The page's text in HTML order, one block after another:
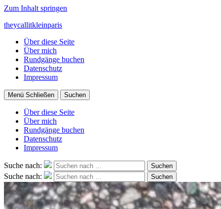
Zum Inhalt springen
theycallitkleinparis
Über diese Seite
Über mich
Rundgänge buchen
Datenschutz
Impressum
Menü Schließen Suchen
Über diese Seite
Über mich
Rundgänge buchen
Datenschutz
Impressum
Suche nach: Suchen
Suche nach: Suchen